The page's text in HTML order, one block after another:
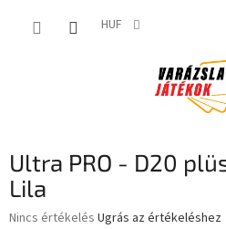
HUF
Ultra PRO - D20
Lila
A
Nincs értékelés Ugrás az értékeléshez